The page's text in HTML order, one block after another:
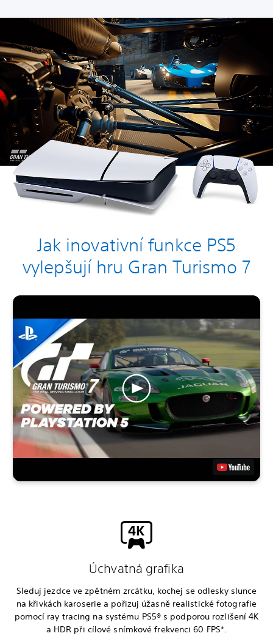
Jak inovativní funkce PS5
vylepšují hru Gran Turismo 7
Úchvatná grafika
Sleduj jezdce ve zpětném zrcátku, kochej se odlesky slunce
na křivkách karoserie a pořizuj úžasně realistické fotografie
pomocí ray tracing na systému PS5® s podporou rozlišení 4K
a HDR při cílové snímkové frekvenci 60 FPS*.